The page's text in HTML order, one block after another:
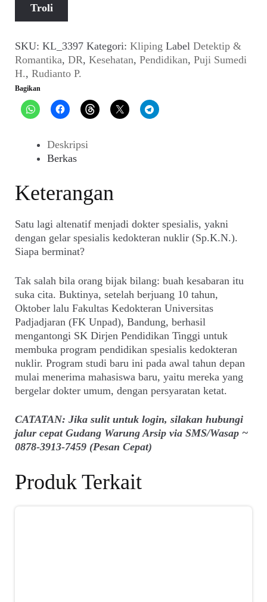
Bukan
Basah
(D&R,
19
Desember
1998)
Troli
SKU:KL_3397 Kategori:Kliping LabelDetektip &
Romantika,DR,Kesehatan,Pendidikan,Puji Sumedi
H.,Rudianto P.
Bagikan
Deskripsi
Berkas
Keterangan
Satu lagi altenatif menjadi dokter spesialis, yakni
dengan gelar spesialis kedokteran nuklir (Sp.K.N.).
Siapa berminat?
Tak salah bila orang bijak bilang: buah kesabaran itu
suka cita. Buktinya, setelah berjuang 10 tahun,
Oktober lalu Fakultas Kedokteran Universitas
Padjadjaran (FK Unpad), Bandung, berhasil
mengantongi SK Dirjen Pendidikan Tinggi untuk
membuka program pendidikan spesialis kedokteran
nuklir. Program studi baru ini pada awal tahun depan
mulai menerima mahasiswa baru, yaitu mereka yang
bergelar dokter umum, dengan persyaratan ketat.
CATATAN: Jika sulit untuk login, silakan hubungi
jalur cepat Gudang Warung Arsip via SMS/Wasap ~
0878-3913-7459 (Pesan Cepat)
Produk Terkait